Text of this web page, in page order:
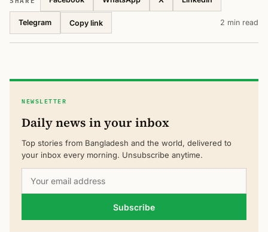
Telegram Copy link 2 min read
NEWSLETTER
Daily news in your inbox
Top stories from Bangladesh and the world, delivered to
your inbox every morning. Unsubscribe anytime.
Subscribe